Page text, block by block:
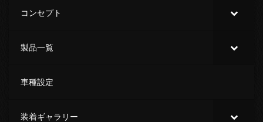
コンセプト
製品一覧
車種設定
装着ギャラリー